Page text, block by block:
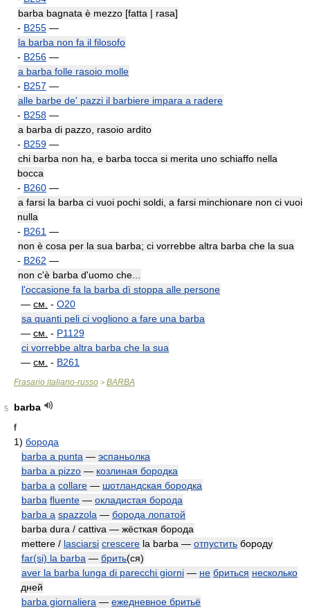
barba bagnata è mezzo [fatta | rasa]
- B255 —
la barba non fa il filosofo
- B256 —
a barba folle rasoio molle
- B257 —
alle barbe de' pazzi il barbiere impara a radere
- B258 —
a barba di pazzo, rasoio ardito
- B259 —
chi barba non ha, e barba tocca si merita uno schiaffo nella
bocca
- B260 —
a farsi la barba ci vuoi pochi soldi, a farsi minchionare non ci vuoi
nulla
- B261 —
non è cosa per la sua barba; ci vorrebbe altra barba che la sua
- B262 —
non c'è barba d'uomo che...
l'occasione fa la barba dì stoppa alle persone
— см. - O20
sa quanti peli ci vogliono a fare una barba
— см. - P1129
ci vorrebbe altra barba che la sua
— см. - B261
Frasario italiano-russo > BARBA
5
barba
f
1) борода
barba a punta — эспаньолка
barba a pizzo — козлиная бородка
barba a collare — шотландская бородка
barba fluente — окладистая борода
barba a spazzola — борода лопатой
barba dura / cattiva — жёсткая борода
mettere / lasciarsi crescere la barba — отпустить бороду
far(si) la barba — брить(ся)
aver la barba lunga di parecchi giorni — не бриться несколько
дней
barba giornaliera — ежедневное бритьё